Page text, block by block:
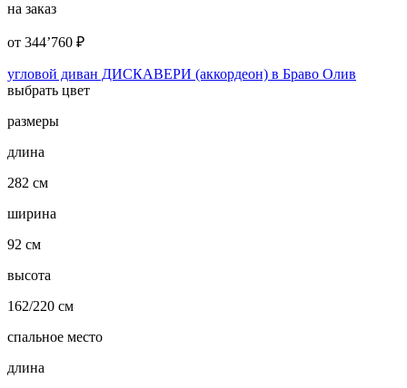
на заказ
от 344’760 ₽
угловой диван ДИСКАВЕРИ (аккордеон) в Браво Олив
выбрать цвет
размеры
длина
282 см
ширина
92 см
высота
162/220 см
спальное место
длина